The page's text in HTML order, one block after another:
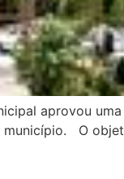
aprovou
município. O